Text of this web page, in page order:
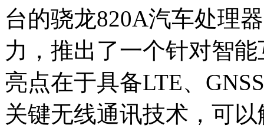
台的骁龙820A汽车处理
力，推出了一个针对智
亮点在于具备LTE、
关键无线通讯技术，可